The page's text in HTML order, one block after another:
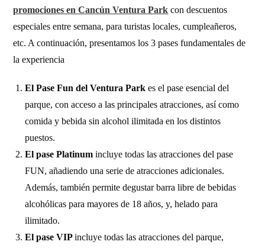
promociones en Cancún Ventura Park con descuentos
especiales entre semana, para turistas locales, cumpleañeros,
etc. A continuación, presentamos los 3 pases fundamentales de
la experiencia
El Pase Fun del Ventura Parkes el pase esencial del
parque, con acceso a las principales atracciones, así como
comida y bebida sin alcohol ilimitada en los distintos
puestos.
El pase Platinumincluye todas las atracciones del pase
FUN, añadiendo una serie de atracciones adicionales.
Además, también permite degustar barra libre de bebidas
alcohólicas para mayores de 18 años, y, helado para
ilimitado.
El pase VIPincluye todas las atracciones del parque,